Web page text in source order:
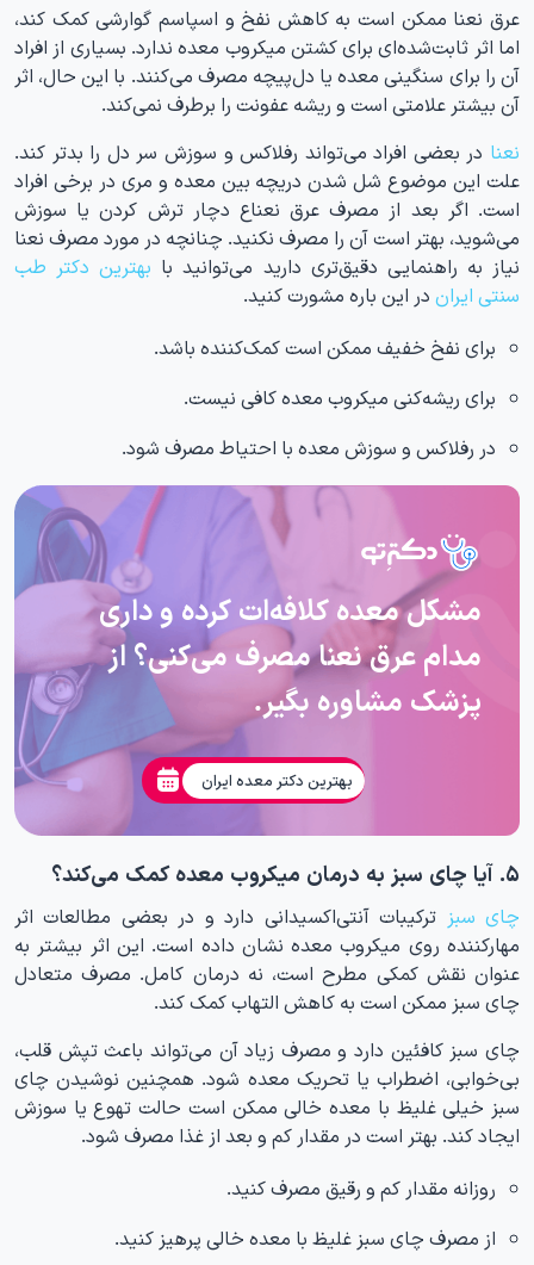
عرق نعنا ممکن است به کاهش نفخ و اسپاسم گوارشی کمک کند،
اما اثر ثابت‌شده‌ای برای کشتن میکروب معده ندارد. بسیاری از افراد
آن را برای سنگینی معده یا دل‌پیچه مصرف می‌کنند. با این حال، اثر
آن بیشتر علامتی است و ریشه عفونت را برطرف نمی‌کند.
نعنا در بعضی افراد می‌تواند رفلاکس و سوزش سر دل را بدتر کند.
علت این موضوع شل شدن دریچه بین معده و مری در برخی افراد
است. اگر بعد از مصرف عرق نعناع دچار ترش کردن یا سوزش
می‌شوید، بهتر است آن را مصرف نکنید. چنانچه در مورد مصرف نعنا
نیاز به راهنمایی دقیق‌تری دارید می‌توانید با بهترین دکتر طب
سنتی ایران در این باره مشورت کنید.
برای نفخ خفیف ممکن است کمک‌کننده باشد.
برای ریشه‌کنی میکروب معده کافی نیست.
در رفلاکس و سوزش معده با احتیاط مصرف شود.
مشکل معده کلافه‌ات کرده و داری
مدام عرق نعنا مصرف می‌کنی؟ از
پزشک مشاوره بگیر.
بهترین دکتر معده ایران
۵. آیا چای سبز به درمان میکروب معده کمک می‌کند؟
چای سبز ترکیبات آنتی‌اکسیدانی دارد و در بعضی مطالعات اثر
مهارکننده روی میکروب معده نشان داده است. این اثر بیشتر به
عنوان نقش کمکی مطرح است، نه درمان کامل. مصرف متعادل
چای سبز ممکن است به کاهش التهاب کمک کند.
چای سبز کافئین دارد و مصرف زیاد آن می‌تواند باعث تپش قلب،
بی‌خوابی، اضطراب یا تحریک معده شود. همچنین نوشیدن چای
سبز خیلی غلیظ با معده خالی ممکن است حالت تهوع یا سوزش
ایجاد کند. بهتر است در مقدار کم و بعد از غذا مصرف شود.
روزانه مقدار کم و رقیق مصرف کنید.
از مصرف چای سبز غلیظ با معده خالی پرهیز کنید.